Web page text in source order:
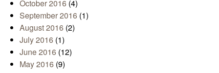
October 2016 (4)
September 2016 (1)
August 2016 (2)
July 2016 (1)
June 2016 (12)
May 2016 (9)